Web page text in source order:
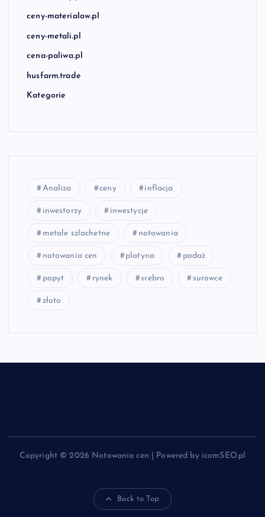
ceny-materialow.pl
ceny-metali.pl
cena-paliwa.pl
husfarm.trade
Kategorie
Analiza ceny inflacja
inwestorzy inwestycje
metale szlachetne notowania
notowania cen platyna podaż
popyt rynek srebro surowce
złoto
Copyright © 2026 Notowania cen | Powered by icomSEO.pl
Back to Top